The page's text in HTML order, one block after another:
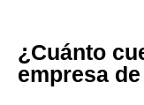
¿Cuánto
empresa